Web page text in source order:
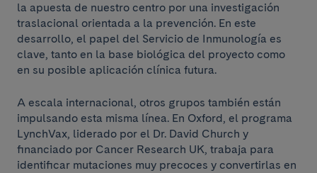
la apuesta de nuestro centro por una investigación
traslacional orientada a la prevención. En este
desarrollo, el papel del Servicio de Inmunología es
clave, tanto en la base biológica del proyecto como
en su posible aplicación clínica futura.
A escala internacional, otros grupos también están
impulsando esta misma línea. En Oxford, el programa
LynchVax, liderado por el Dr. David Church y
financiado por Cancer Research UK, trabaja para
identificar mutaciones muy precoces y convertirlas en